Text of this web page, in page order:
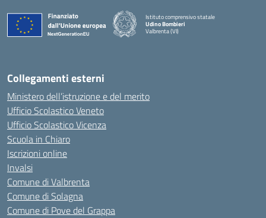
Istituto comprensivo statale
Udino Bombieri
Valbrenta (VI)
Collegamenti esterni
Ministero dell’istruzione e del merito
Ufficio Scolastico Veneto
Ufficio Scolastico Vicenza
Scuola in Chiaro
Iscrizioni online
Invalsi
Comune di Valbrenta
Comune di Solagna
Comune di Pove del Grappa